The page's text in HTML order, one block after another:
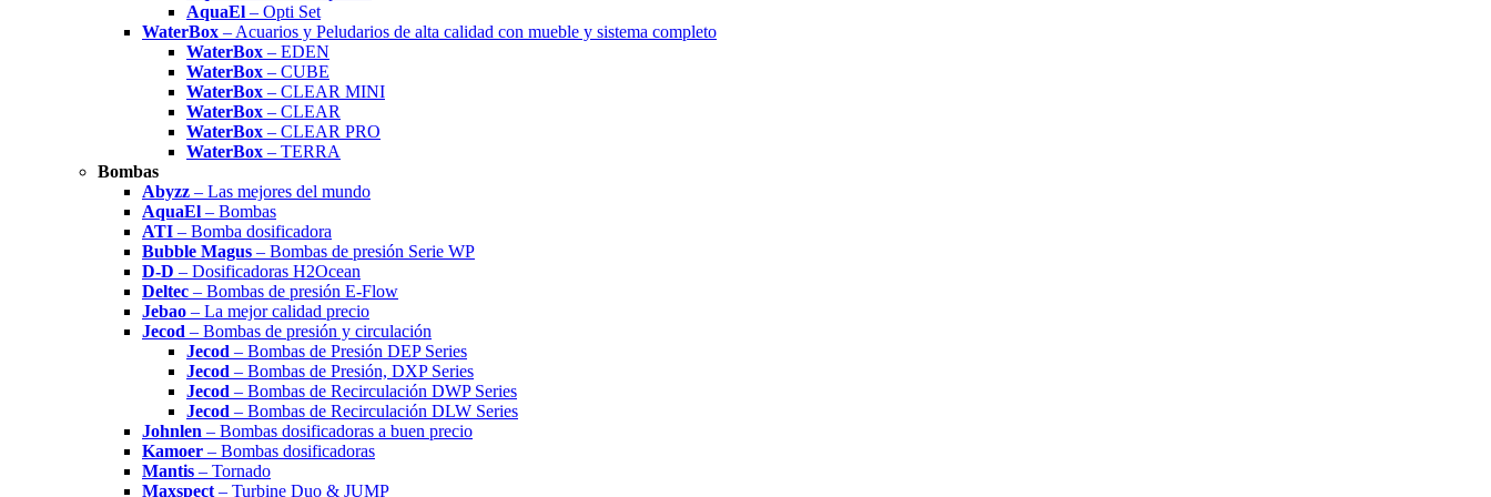
AquaEl – Opti Set
WaterBox – Acuarios y Peludarios de alta calidad con mueble y sistema completo
WaterBox – EDEN
WaterBox – CUBE
WaterBox – CLEAR MINI
WaterBox – CLEAR
WaterBox – CLEAR PRO
WaterBox – TERRA
Bombas
Abyzz – Las mejores del mundo
AquaEl – Bombas
ATI – Bomba dosificadora
Bubble Magus – Bombas de presión Serie WP
D-D – Dosificadoras H2Ocean
Deltec – Bombas de presión E-Flow
Jebao – La mejor calidad precio
Jecod – Bombas de presión y circulación
Jecod – Bombas de Presión DEP Series
Jecod – Bombas de Presión, DXP Series
Jecod – Bombas de Recirculación DWP Series
Jecod – Bombas de Recirculación DLW Series
Johnlen – Bombas dosificadoras a buen precio
Kamoer – Bombas dosificadoras
Mantis – Tornado
Maxspect – Turbine Duo & JUMP